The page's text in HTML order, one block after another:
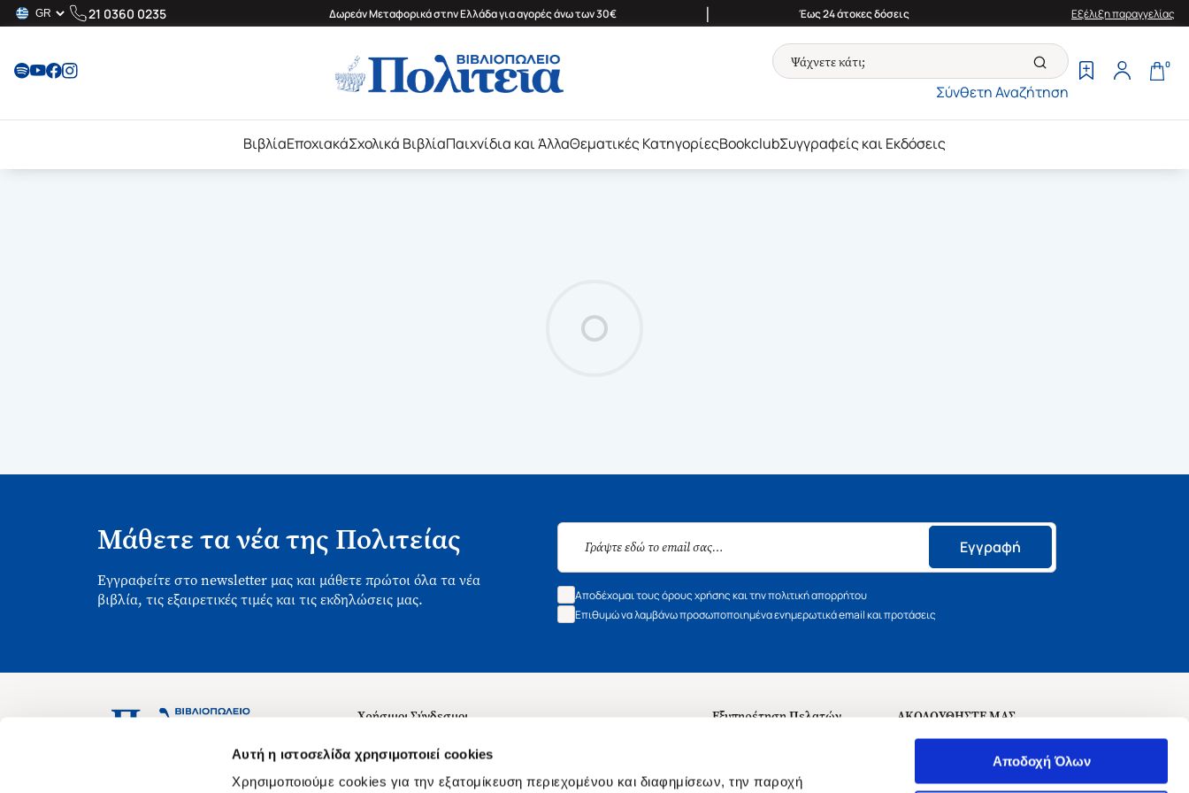
Αυτή η ιστοσελίδα χρησιμοποιεί cookies
Χρησιμοποιούμε cookies για την εξατομίκευση περιεχομένου και διαφημίσεων, την παροχή
Αποδοχή Όλων
21 0360 0235 Δωρεάν Μεταφορικά στην Ελλάδα για αγορές άνω των 30€ | Έως 24 άτοκες δόσεις Εξέλιξη παραγγελίας
Σύνθετη Αναζήτηση
0
ΒιβλίαΕποχιακάΣχολικά ΒιβλίαΠαιχνίδια και ΆλλαΘεματικές ΚατηγορίεςBookclubΣυγγραφείς και Εκδόσεις
Μάθετε τα νέα της Πολιτείας
Εγγραφείτε στο newsletter μας και μάθετε πρώτοι όλα τα νέα
βιβλία, τις εξαιρετικές τιμές και τις εκδηλώσεις μας.
Εγγραφή
Αποδέχομαι τους όρους χρήσης και την πολιτική απορρήτου
Επιθυμώ να λαμβάνω προσωποποιημένα ενημερωτικά email και προτάσεις
Ασκληπιού 1-3, Αθήνα 106 79
Χρήσιμοι Σύνδεσμοι
Σχετικά με εμάς
Θέσεις Εργασίας
Εξυπηρέτηση Πελατών
ΑΚΟΛΟΥΘΗΣΤΕ ΜΑΣ